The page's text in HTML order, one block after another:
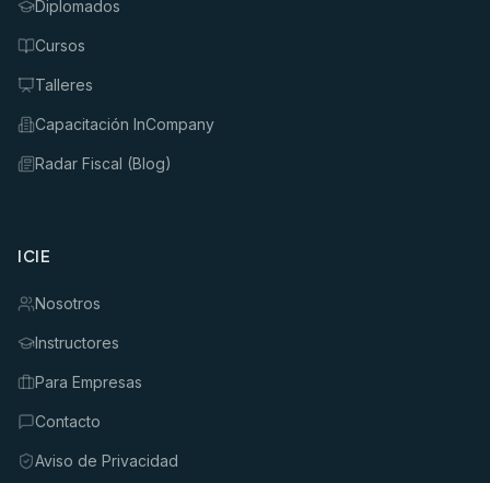
Diplomados
Cursos
Talleres
Capacitación InCompany
Radar Fiscal (Blog)
ICIE
Nosotros
Instructores
Para Empresas
Contacto
Aviso de Privacidad